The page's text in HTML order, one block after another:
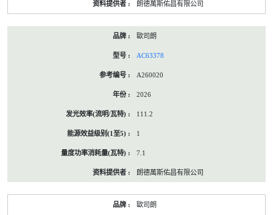
朗德萬斯佑昌有限公司
歐司朗
AC63378
A260020
2026
111.2
1
7.1
朗德萬斯佑昌有限公司
歐司朗